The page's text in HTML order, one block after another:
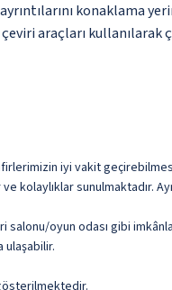
konaklama
araçları kullanılarak
iyi vakit
kolaylıklar
salonu/oyun odası gibi